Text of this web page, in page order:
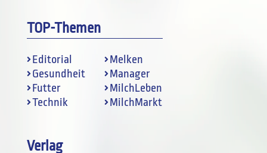
TOP-Themen
Editorial
Gesundheit
Futter
Technik
Melken
Manager
MilchLeben
MilchMarkt
Verlag